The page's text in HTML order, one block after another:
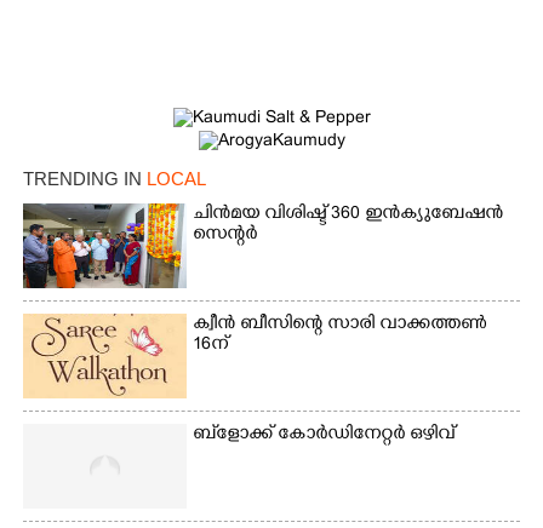
TRENDING IN LOCAL
ചിൻമയ വിശിഷ്ട് 360 ഇൻക്യുബേഷൻ
സെന്റർ
ക്വീൻ ബീസിന്റെ സാരി വാക്കത്തൺ
16ന്
ബ്‌ളോക്ക് കോർഡിനേറ്റർ ഒഴിവ്
×
Share this link